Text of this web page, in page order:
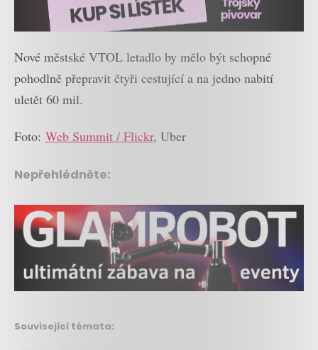
Nové městské VTOL letadlo by mělo být schopné
pohodlně přepravit čtyři cestující a na jedno nabití
uletět 60 mil.
Foto: Web Summit / Flickr, Uber
Nepřehlédněte:
Související témata: